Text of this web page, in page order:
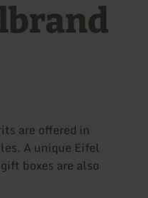
are offered in
A unique Eifel
boxes are also